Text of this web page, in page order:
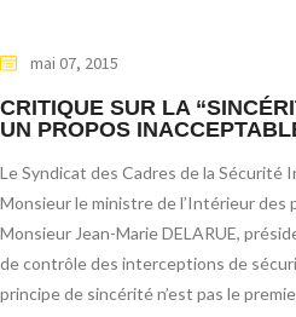
mai 07, 2015
CRITIQUE SUR LA
UN PROPOS
Le Syndicat des Cadres de la Sécurité
Monsieur le ministre de l’Intérieur
Monsieur Jean-Marie DELARUE,
de contrôle des interceptions de
principe de sincérité n’est pas le